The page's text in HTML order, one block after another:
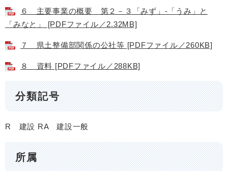
６ 主要事業の概要 第２－３「みず」-「うみ」と
「みなと」 [PDFファイル／2.32MB]
７ 県土整備部関係の公社等 [PDFファイル／260KB]
８ 資料 [PDFファイル／288KB]
分類記号
R 建設 RA 建設一般
所属